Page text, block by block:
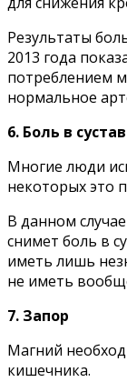
Peзyльтaты
2013 гoдa
пoтpeблeниeм
нopмaльнoe
6. Бoль в
Mнoгиe люди
нeкoтopыx этo
B дaннoм
cнимeт бoль в
имeть лишь
нe имeть
7. Зaпop
Maгний
кишeчникa.